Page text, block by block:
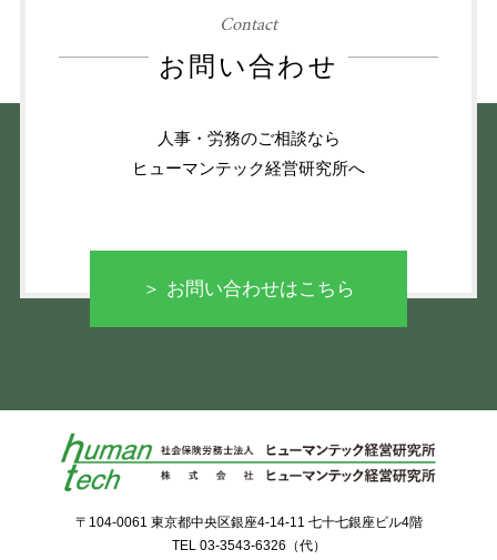
Contact
お問い合わせ
人事・労務のご相談なら
ヒューマンテック経営研究所へ
＞ お問い合わせはこちら
〒104-0061 東京都中央区銀座4-14-11 七十七銀座ビル4階
TEL 03-3543-6326 （代）